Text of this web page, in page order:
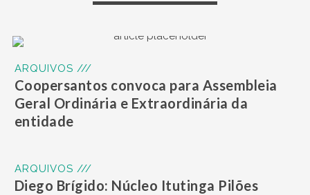
ARQUIVOS ///
Coopersantos convoca para Assembleia
Geral Ordinária e Extraordinária da
entidade
ARQUIVOS ///
Diego Brígido: Núcleo Itutinga Pilões